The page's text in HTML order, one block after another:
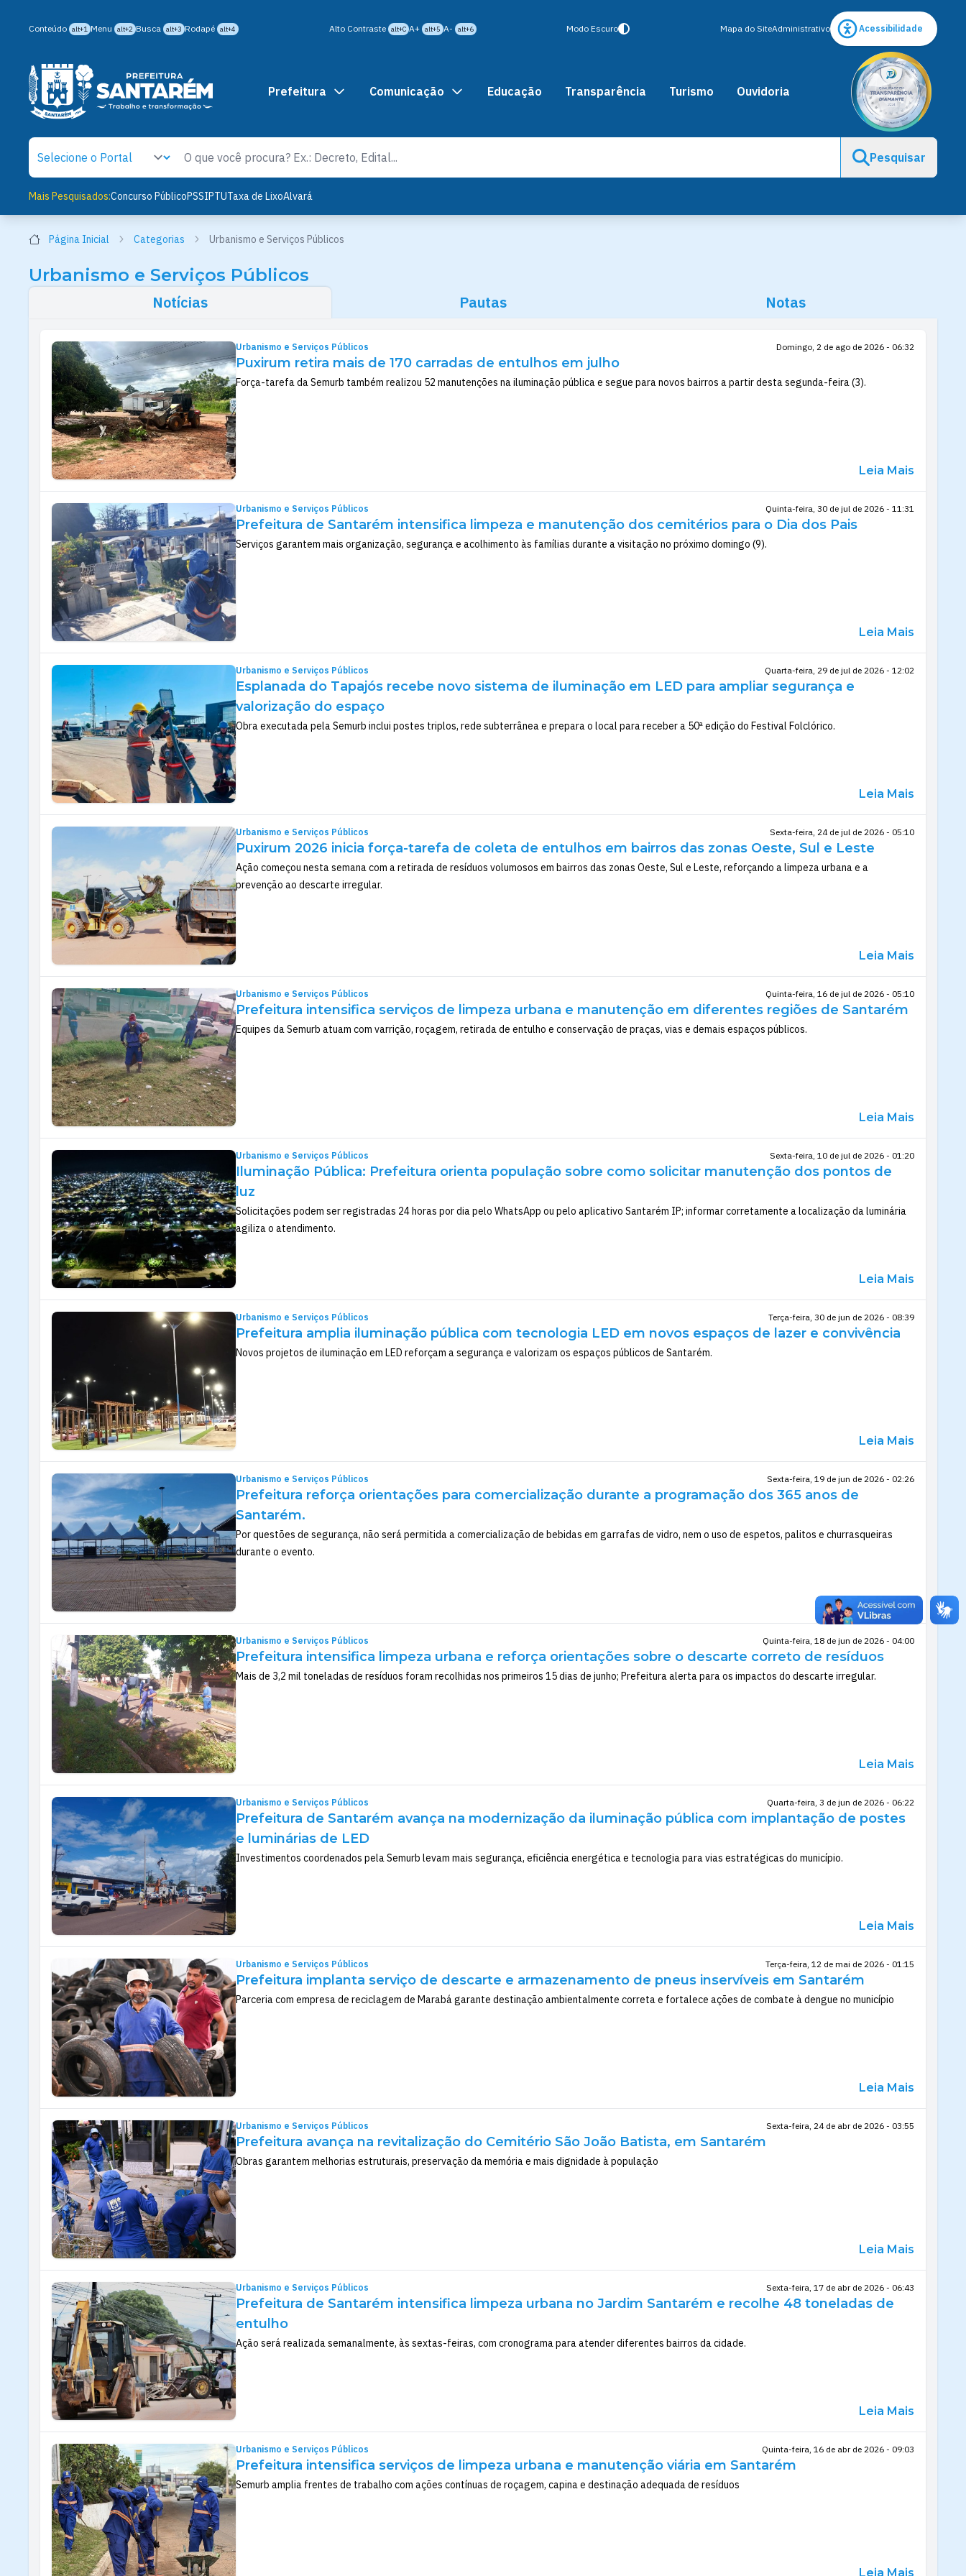
Conteúdo alt+1 Menu alt+2 Busca alt+3 Rodapé alt+4 Alto Contraste alt+C A+ alt+5 A- alt+6 Modo Escuro Mapa do SiteAdministrativo Acessibilidade
Prefeitura Comunicação Educação Transparência Turismo Ouvidoria
Pesquisar
Mais Pesquisados:Concurso PúblicoPSSIPTUTaxa de LixoAlvará
Página Inicial Categorias Urbanismo e Serviços Públicos
Urbanismo e Serviços Públicos
Notícias Pautas Notas
Urbanismo e Serviços Públicos Domingo, 2 de ago de 2026 - 06:32
Puxirum retira mais de 170 carradas de entulhos em julho
Força-tarefa da Semurb também realizou 52 manutenções na iluminação pública e segue para novos bairros a partir desta segunda-feira (3).
Leia Mais
Urbanismo e Serviços Públicos Quinta-feira, 30 de jul de 2026 - 11:31
Prefeitura de Santarém intensifica limpeza e manutenção dos cemitérios para o Dia dos Pais
Serviços garantem mais organização, segurança e acolhimento às famílias durante a visitação no próximo domingo (9).
Leia Mais
Urbanismo e Serviços Públicos Quarta-feira, 29 de jul de 2026 - 12:02
Esplanada do Tapajós recebe novo sistema de iluminação em LED para ampliar segurança e
valorização do espaço
Obra executada pela Semurb inclui postes triplos, rede subterrânea e prepara o local para receber a 50ª edição do Festival Folclórico.
Leia Mais
Urbanismo e Serviços Públicos Sexta-feira, 24 de jul de 2026 - 05:10
Puxirum 2026 inicia força-tarefa de coleta de entulhos em bairros das zonas Oeste, Sul e Leste
Ação começou nesta semana com a retirada de resíduos volumosos em bairros das zonas Oeste, Sul e Leste, reforçando a limpeza urbana e a
prevenção ao descarte irregular.
Leia Mais
Urbanismo e Serviços Públicos Quinta-feira, 16 de jul de 2026 - 05:10
Prefeitura intensifica serviços de limpeza urbana e manutenção em diferentes regiões de Santarém
Equipes da Semurb atuam com varrição, roçagem, retirada de entulho e conservação de praças, vias e demais espaços públicos.
Leia Mais
Urbanismo e Serviços Públicos Sexta-feira, 10 de jul de 2026 - 01:20
Iluminação Pública: Prefeitura orienta população sobre como solicitar manutenção dos pontos de
luz
Solicitações podem ser registradas 24 horas por dia pelo WhatsApp ou pelo aplicativo Santarém IP; informar corretamente a localização da luminária
agiliza o atendimento.
Leia Mais
Urbanismo e Serviços Públicos Terça-feira, 30 de jun de 2026 - 08:39
Prefeitura amplia iluminação pública com tecnologia LED em novos espaços de lazer e convivência
Novos projetos de iluminação em LED reforçam a segurança e valorizam os espaços públicos de Santarém.
Leia Mais
Urbanismo e Serviços Públicos Sexta-feira, 19 de jun de 2026 - 02:26
Prefeitura reforça orientações para comercialização durante a programação dos 365 anos de
Santarém.
Por questões de segurança, não será permitida a comercialização de bebidas em garrafas de vidro, nem o uso de espetos, palitos e churrasqueiras
durante o evento.
Leia Mais
Urbanismo e Serviços Públicos Quinta-feira, 18 de jun de 2026 - 04:00
Prefeitura intensifica limpeza urbana e reforça orientações sobre o descarte correto de resíduos
Mais de 3,2 mil toneladas de resíduos foram recolhidas nos primeiros 15 dias de junho; Prefeitura alerta para os impactos do descarte irregular.
Leia Mais
Urbanismo e Serviços Públicos Quarta-feira, 3 de jun de 2026 - 06:22
Prefeitura de Santarém avança na modernização da iluminação pública com implantação de postes
e luminárias de LED
Investimentos coordenados pela Semurb levam mais segurança, eficiência energética e tecnologia para vias estratégicas do município.
Leia Mais
Urbanismo e Serviços Públicos Terça-feira, 12 de mai de 2026 - 01:15
Prefeitura implanta serviço de descarte e armazenamento de pneus inservíveis em Santarém
Parceria com empresa de reciclagem de Marabá garante destinação ambientalmente correta e fortalece ações de combate à dengue no município
Leia Mais
Urbanismo e Serviços Públicos Sexta-feira, 24 de abr de 2026 - 03:55
Prefeitura avança na revitalização do Cemitério São João Batista, em Santarém
Obras garantem melhorias estruturais, preservação da memória e mais dignidade à população
Leia Mais
Urbanismo e Serviços Públicos Sexta-feira, 17 de abr de 2026 - 06:43
Prefeitura de Santarém intensifica limpeza urbana no Jardim Santarém e recolhe 48 toneladas de
entulho
Ação será realizada semanalmente, às sextas-feiras, com cronograma para atender diferentes bairros da cidade.
Leia Mais
Urbanismo e Serviços Públicos Quinta-feira, 16 de abr de 2026 - 09:03
Prefeitura intensifica serviços de limpeza urbana e manutenção viária em Santarém
Semurb amplia frentes de trabalho com ações contínuas de roçagem, capina e destinação adequada de resíduos
Leia Mais